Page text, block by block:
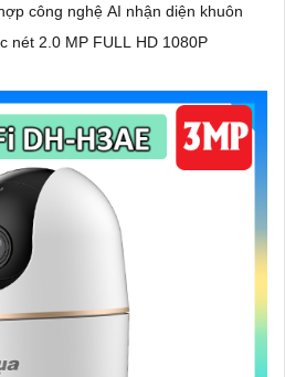
công nghệ AI nhận diện khuôn
nét 2.0 MP FULL HD 1080P